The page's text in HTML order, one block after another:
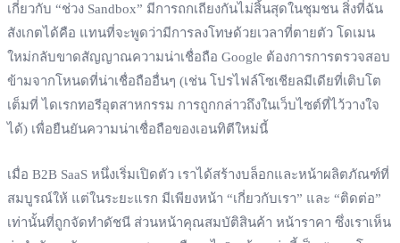
เกี่ยวกับ “ช่วง Sandbox” มีการถกเถียงกันไม่สิ้นสุดในชุมชน สิ่งที่ฉัน
สังเกตได้คือ แทนที่จะพูดว่ามีการลงโทษด้วยเวลาที่ตายตัว โดเมน
ใหม่กลับขาดสัญญาณความน่าเชื่อถือ Google ต้องการการตรวจสอบ
ข้ามจากโหนดที่น่าเชื่อถืออื่นๆ (เช่น โปรไฟล์โซเชียลมีเดียที่เติบโต
เต็มที่ ไดเรกทอรีอุตสาหกรรม การถูกกล่าวถึงในเว็บไซต์ที่ไว้วางใจ
ได้) เพื่อยืนยันความน่าเชื่อถือของเอนทิตีใหม่นี้
เมื่อ B2B SaaS หนึ่งเริ่มเปิดตัว เราได้สร้างบล็อกและหน้าผลิตภัณฑ์ที่
สมบูรณ์ให้ แต่ในระยะแรก มีเพียงหน้า “เกี่ยวกับเรา” และ “ติดต่อ”
เท่านั้นที่ถูกจัดทำดัชนี ส่วนหน้าคุณสมบัติสินค้า หน้าราคา ซึ่งเราเห็น